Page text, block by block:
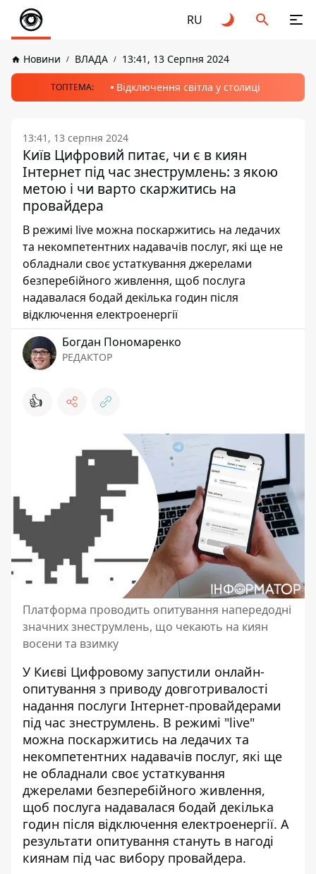
RU
Новини ВЛАДА 13:41, 13 Серпня 2024
ТОПТЕМА: Відключення світла у столиці
13:41, 13 серпня 2024
Київ Цифровий питає, чи є в киян
Інтернет під час знеструмлень: з якою
метою і чи варто скаржитись на
провайдера
В режимі live можна поскаржитись на ледачих
та некомпетентних надавачів послуг, які ще не
обладнали своє устаткування джерелами
безперебійного живлення, щоб послуга
надавалася бодай декілька годин після
відключення електроенергії
Богдан Пономаренко
РЕДАКТОР
👍
Платформа проводить опитування напередодні
значних знеструмлень, що чекають на киян
восени та взимку
У Києві Цифровому запустили онлайн-
опитування з приводу довготривалості
надання послуги Інтернет-провайдерами
під час знеструмлень. В режимі "live"
можна поскаржитись на ледачих та
некомпетентних надавачів послуг, які ще
не обладнали своє устаткування
джерелами безперебійного живлення,
щоб послуга надавалася бодай декілька
годин після відключення електроенергії. А
результати опитування стануть в нагоді
киянам під час вибору провайдера.